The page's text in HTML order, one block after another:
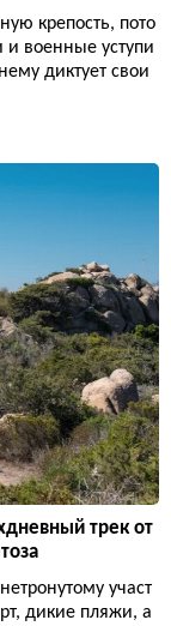
крепость, пото
и военные уступи
диктует свои
трек от
участ
дикие пляжи, а